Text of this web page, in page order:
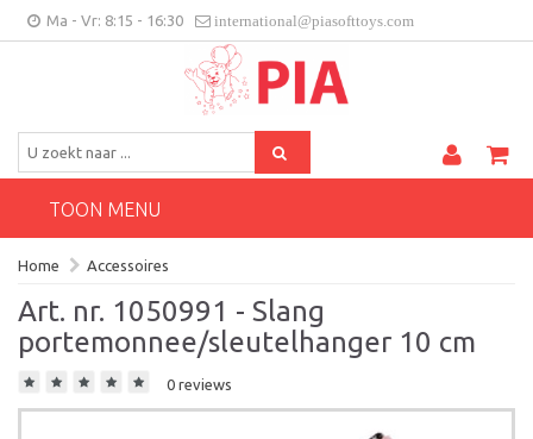
Ma - Vr: 8:15 - 16:30 international@piasofttoys.com
Klantenfeedback
BE/NL
TOON MENU
Home Accessoires
Art. nr. 1050991 - Slang
portemonnee/sleutelhanger 10 cm
0 reviews